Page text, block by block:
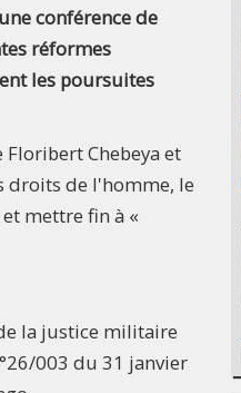
conférence de
réformes
les poursuites
Chebeya et
droits de l'homme, le
mettre fin à «
la justice militaire
003 du 31 janvier